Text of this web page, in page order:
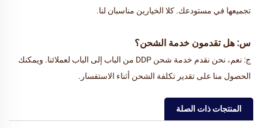
تجميعها في مستودعك. كلا الخيارين مناسبان لنا.
س: هل تقدمون خدمة الشحن؟
الحصول منا على تقدير تكلفة الشحن أثناء الاستفسار.
المنتجات ذات الصلة